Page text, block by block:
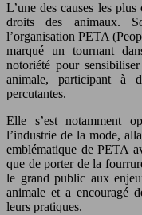
L’une des causes les
droits des animaux.
l’organisation PETA
marqué un tournant
notoriété pour
animale, participant à
percutantes.
Elle s’est notamment
l’industrie de la mode,
emblématique de PETA
que de porter de la
le grand public aux
animale et a encouragé
leurs pratiques.